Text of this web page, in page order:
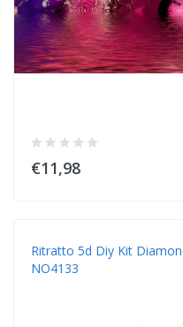
€11,98
Ritratto 5d Diy Kit
NO4133